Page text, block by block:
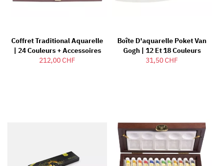
Coffret Traditional Aquarelle
| 24 Couleurs + Accessoires
212,00 CHF
Boîte D'aquarelle Poket Van
Gogh | 12 Et 18 Couleurs
31,50 CHF